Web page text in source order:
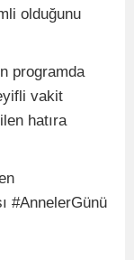
olduğunu
programda
vakit
hatıra
#AnnelerGünü